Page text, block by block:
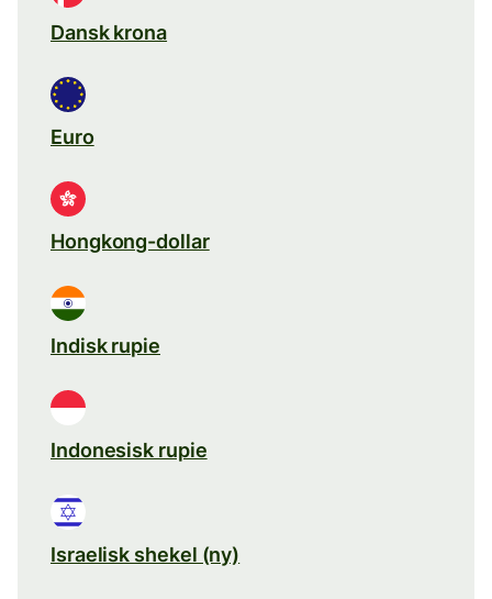
Dansk krona
Euro
Hongkong-dollar
Indisk rupie
Indonesisk rupie
Israelisk shekel (ny)